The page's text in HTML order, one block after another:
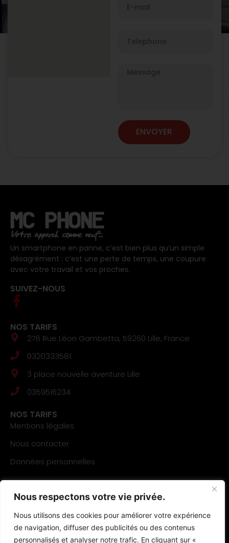
Nous respectons votre vie privée.
Nous utilisons des cookies pour améliorer votre expérience
de navigation, diffuser des publicités ou des contenus
personnalisés et analyser notre trafic. En cliquant sur «
ENVOYER
Un smartphone en panne, c’est bien plus qu’un simple
désagrément : c’est une perte de temps, une coupure
avec votre travail et vos proches.
SUIVEZ-NOUS
NOS TARIFS
276 Rue Léon Gambetta, 59260 Lille, France
0320333581
3 place nouvelle aventure Lille
0359516234
NOS TARIFS
Mentions légales
Nous contacter
Données personnelles
NOS TARIFS
Samsung
Apple
Huawei